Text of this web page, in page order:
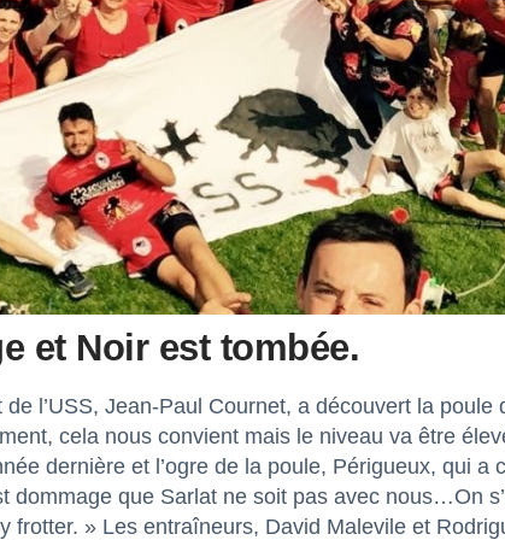
et Noir est tombée.
l’USS, Jean-Paul Cournet, a découvert la poule
cela nous convient mais le niveau va être
dernière et l’ogre de la poule, Périgueux, qui a
dommage que Sarlat ne soit pas avec nous…On
frotter. » Les entraîneurs, David Malevile et